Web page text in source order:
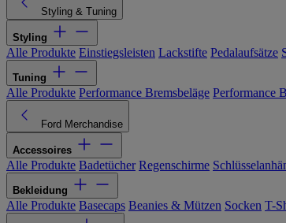
Styling & Tuning
Styling
Alle Produkte Einstiegsleisten Lackstifte Pedalaufsätze
Tuning
Alle Produkte Performance Bremsbeläge Performance
Ford Merchandise
Accessoires
Alle Produkte Badetücher Regenschirme
Bekleidung
Alle Produkte Basecaps Beanies & Mützen Socken T-